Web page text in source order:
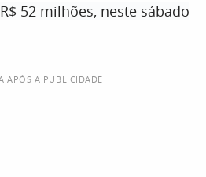
52 milhões, neste sábado
APÓS A PUBLICIDADE